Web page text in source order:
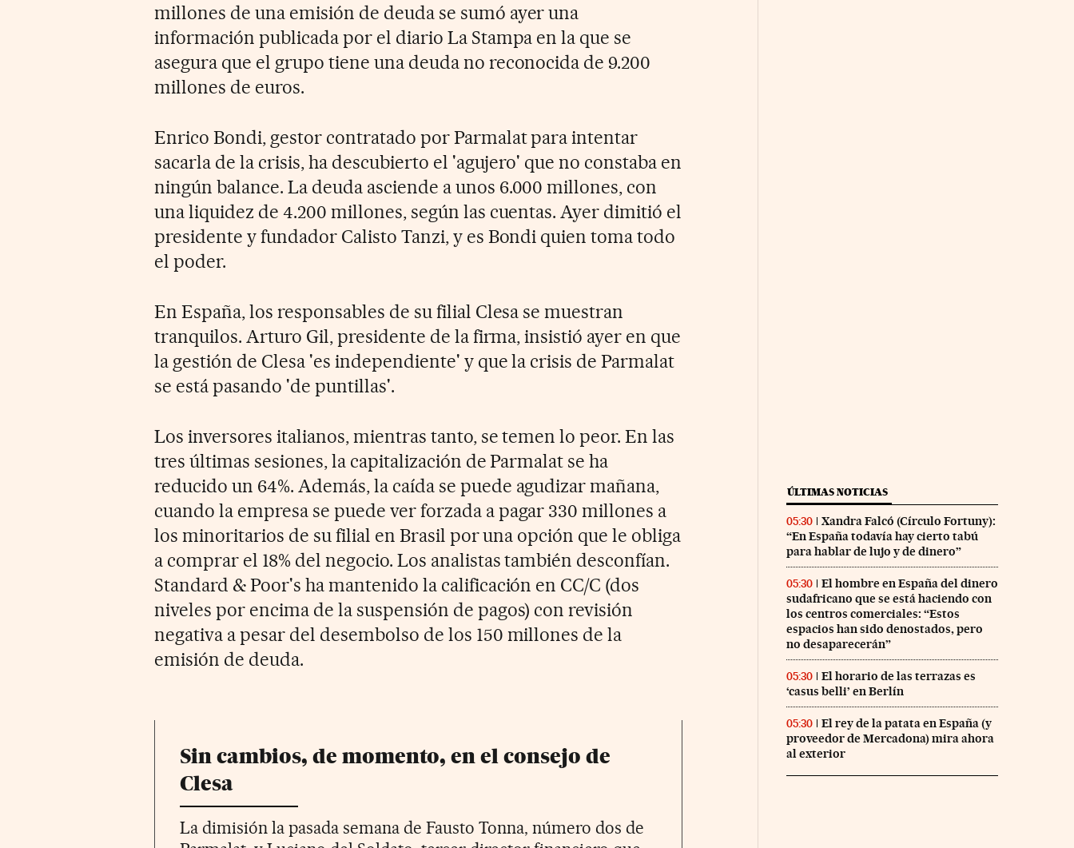
millones de una emisión de deuda se sumó ayer una
información publicada por el diario La Stampa en la que se
asegura que el grupo tiene una deuda no reconocida de 9.200
millones de euros.
Enrico Bondi, gestor contratado por Parmalat para intentar
sacarla de la crisis, ha descubierto el 'agujero' que no constaba en
ningún balance. La deuda asciende a unos 6.000 millones, con
una liquidez de 4.200 millones, según las cuentas. Ayer dimitió el
presidente y fundador Calisto Tanzi, y es Bondi quien toma todo
el poder.
En España, los responsables de su filial Clesa se muestran
tranquilos. Arturo Gil, presidente de la firma, insistió ayer en que
la gestión de Clesa 'es independiente' y que la crisis de Parmalat
se está pasando 'de puntillas'.
Los inversores italianos, mientras tanto, se temen lo peor. En las
tres últimas sesiones, la capitalización de Parmalat se ha
reducido un 64%. Además, la caída se puede agudizar mañana,
cuando la empresa se puede ver forzada a pagar 330 millones a
los minoritarios de su filial en Brasil por una opción que le obliga
a comprar el 18% del negocio. Los analistas también desconfían.
Standard & Poor's ha mantenido la calificación en CC/C (dos
niveles por encima de la suspensión de pagos) con revisión
negativa a pesar del desembolso de los 150 millones de la
emisión de deuda.
Sin cambios, de momento, en el consejo de
Clesa
La dimisión la pasada semana de Fausto Tonna, número dos de
ÚLTIMAS NOTICIAS
05:30
Xandra Falcó (Círculo Fortuny):
“En España todavía hay cierto tabú
para hablar de lujo y de dinero”
05:30
El hombre en España del dinero
sudafricano que se está haciendo con
los centros comerciales: “Estos
espacios han sido denostados, pero
no desaparecerán”
05:30
El horario de las terrazas es
‘casus belli’ en Berlín
05:30
El rey de la patata en España (y
proveedor de Mercadona) mira ahora
al exterior